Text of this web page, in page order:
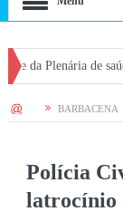
de saúde no
HOME BARBACENA
Polícia
latrocínio